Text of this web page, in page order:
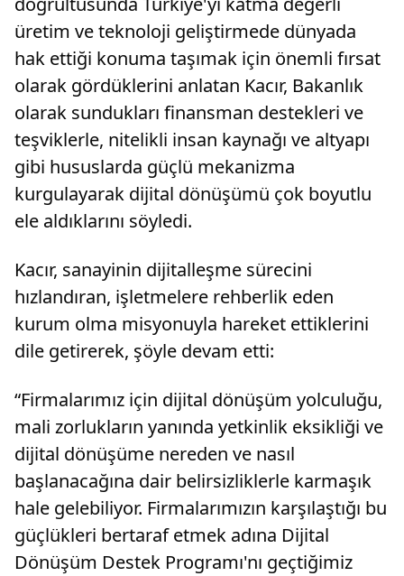
üretim ve teknoloji geliştirmede dünyada
hak ettiği konuma taşımak için önemli fırsat
olarak gördüklerini anlatan Kacır, Bakanlık
olarak sundukları finansman destekleri ve
teşviklerle, nitelikli insan kaynağı ve altyapı
gibi hususlarda güçlü mekanizma
kurgulayarak dijital dönüşümü çok boyutlu
ele aldıklarını söyledi.
Kacır, sanayinin dijitalleşme sürecini
hızlandıran, işletmelere rehberlik eden
kurum olma misyonuyla hareket ettiklerini
dile getirerek, şöyle devam etti:
“Firmalarımız için dijital dönüşüm yolculuğu,
mali zorlukların yanında yetkinlik eksikliği ve
dijital dönüşüme nereden ve nasıl
başlanacağına dair belirsizliklerle karmaşık
hale gelebiliyor. Firmalarımızın karşılaştığı bu
güçlükleri bertaraf etmek adına Dijital
Dönüşüm Destek Programı'nı geçtiğimiz